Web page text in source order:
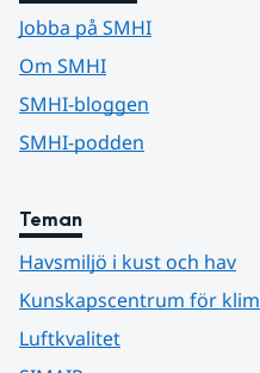
Jobba på SMHI
Om SMHI
SMHI-bloggen
SMHI-podden
Teman
Havsmiljö i kust och hav
Kunskapscentrum för
Luftkvalitet